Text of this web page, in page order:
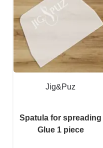
Jig&Puz
Spatula for spreading
Glue 1 piece